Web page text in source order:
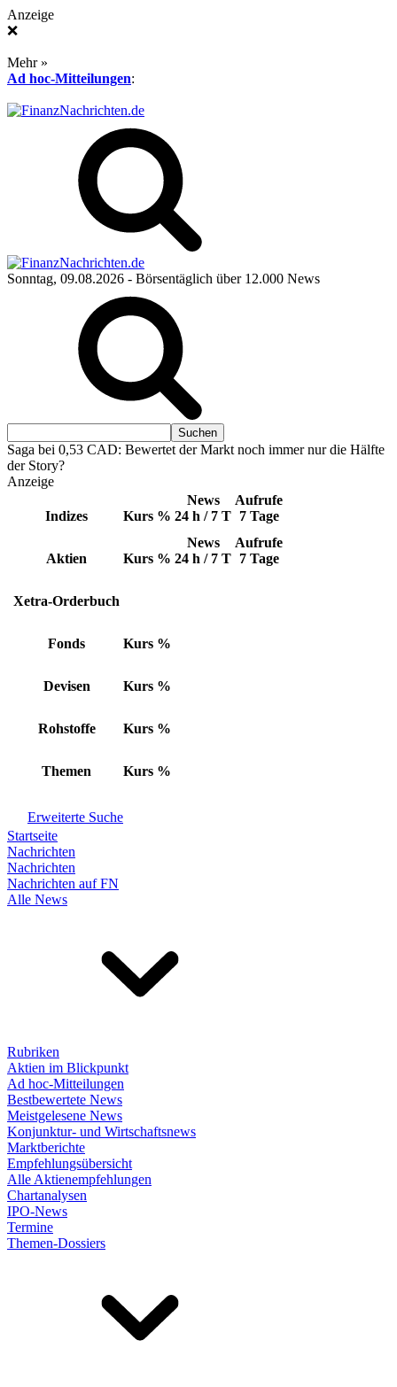
Anzeige
❌
Mehr »
Ad hoc-Mitteilungen:
Sonntag, 09.08.2026 - Börsentäglich über 12.000 News
Saga bei 0,53 CAD: Bewertet der Markt noch immer nur die Hälfte
der Story?
Anzeige
Indizes Kurs %
News
24 h / 7 T
Aufrufe
7 Tage
Aktien Kurs %
News
24 h / 7 T
Aufrufe
7 Tage
Xetra-Orderbuch
Fonds Kurs %
Devisen Kurs %
Rohstoffe Kurs %
Themen Kurs %
Erweiterte Suche
Startseite
Nachrichten
Nachrichten
Nachrichten auf FN
Alle News
Rubriken
Aktien im Blickpunkt
Ad hoc-Mitteilungen
Bestbewertete News
Meistgelesene News
Konjunktur- und Wirtschaftsnews
Marktberichte
Empfehlungsübersicht
Alle Aktienempfehlungen
Chartanalysen
IPO-News
Termine
Themen-Dossiers